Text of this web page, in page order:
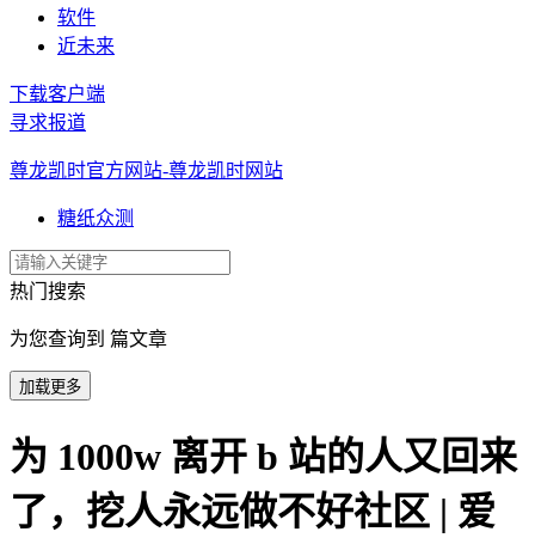
软件
近未来
下载客户端
寻求报道
尊龙凯时官方网站-尊龙凯时网站
糖纸众测
热门搜索
为您查询到 篇文章
加载更多
为 1000w 离开 b 站的人又回来
了，挖人永远做不好社区 | 爱